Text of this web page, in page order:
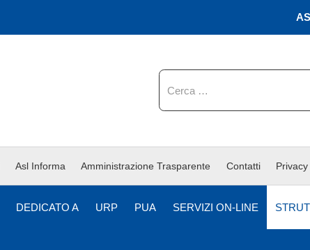
Cerca
Asl Informa Amministrazione Trasparente Contatti Privacy
DEDICATO A URP PUA SERVIZI ON-LINE